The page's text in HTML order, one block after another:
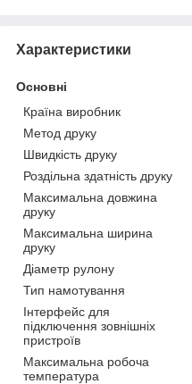
Характеристики
Основні
Країна виробник
Метод друку
Швидкість друку
Роздільна здатність друку
Максимальна довжина
друку
Максимальна ширина
друку
Діаметр рулону
Тип намотування
Інтерфейс для
підключення зовнішніх
пристроїв
Максимальна робоча
температура